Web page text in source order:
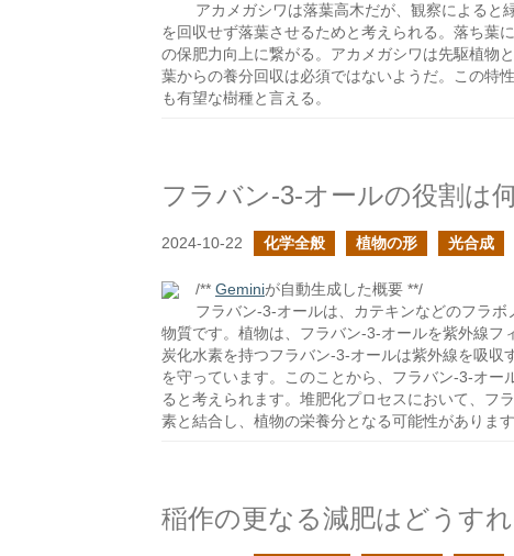
アカメガシワは落葉高木だが、観察によると
を回収せず落葉させるためと考えられる。落ち葉
の保肥力向上に繋がる。アカメガシワは先駆植物
葉からの養分回収は必須ではないようだ。この特
も有望な樹種と言える。
フラバン-3-オールの役割は
2024-10-22 化学全般 植物の形 光合成
/** Geminiが自動生成した概要 **/
フラバン-3-オールは、カテキンなどのフラ
物質です。植物は、フラバン-3-オールを紫外線
炭化水素を持つフラバン-3-オールは紫外線を吸
を守っています。このことから、フラバン-3-オ
ると考えられます。堆肥化プロセスにおいて、フ
素と結合し、植物の栄養分となる可能性があります
稲作の更なる減肥はどうす